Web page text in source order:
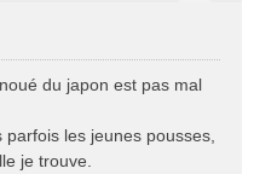
du japon est pas mal
les jeunes pousses,
je trouve.